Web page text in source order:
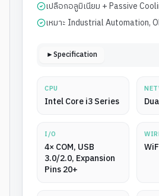
เปลือกอลูมิเนียม + Passive
เหมาะ Industrial Automation,
►Specification
CPU
Intel Core i3 Series
I/O
4× COM, USB
3.0/2.0, Expansion
Pins 20+